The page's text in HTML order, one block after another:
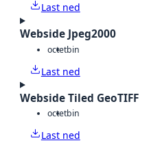
Last ned
Webside Jpeg2000
octetbin
Last ned
Webside Tiled GeoTIFF
octetbin
Last ned